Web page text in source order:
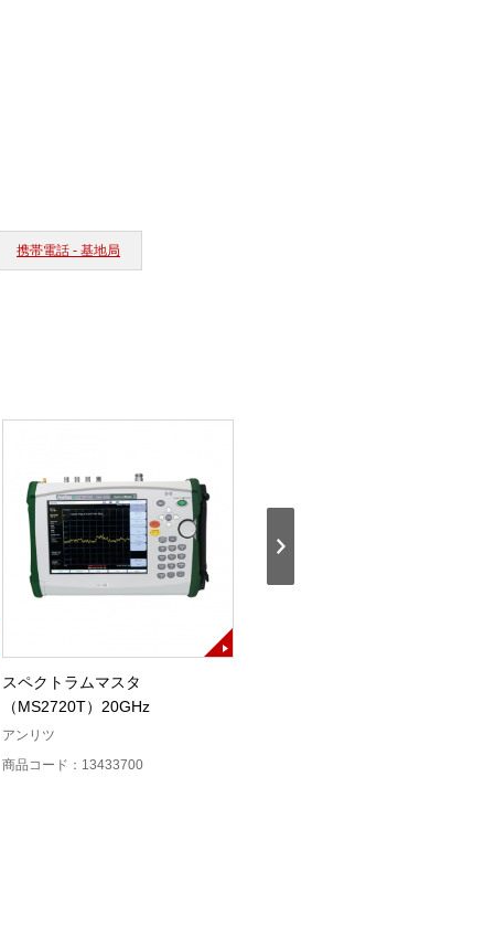
携帯電話 - 基地局
スペクトラムマスタ
（MS2720T）20GHz
アンリツ
商品コード：13433700